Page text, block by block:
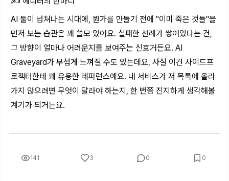
AI 툴이 넘쳐나는 시대에, 뭔가를 만들기 전에 "이미 죽은 것들"을
먼저 보는 습관은 꽤 쓸모 있어요. 실패한 선례가 쌓여있다는 건,
그 방향이 얼마나 어려운지를 보여주는 신호거든요. AI
Graveyard가 무섭게 느껴질 수도 있는데요, 사실 이건 사이드프
로젝터한테 꽤 유용한 레퍼런스예요. 내 서비스가 저 목록에 올라
가지 않으려면 무엇이 달라야 하는지, 한 번쯤 진지하게 생각해볼
계기가 되거든요.
141 3 0 0